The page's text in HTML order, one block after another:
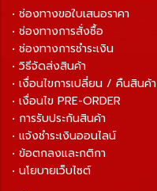
• ช่องทางขอใบเสนอราคา
• ช่องทางการสั่งซื้อ
• ช่องทางการชำระเงิน
• วิธีจัดส่งสินค้า
• เงื่อนไขการเปลี่ยน / คืนสินค้า
• เงื่อนไข PRE-ORDER
• การรับประกันสินค้า
• แจ้งชำระเงินออนไลน์
• ข้อตกลงและกติกา
• นโยบายเว็บไซต์